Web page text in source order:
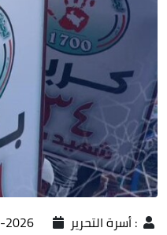
:أسرة التحرير 2026-06-11